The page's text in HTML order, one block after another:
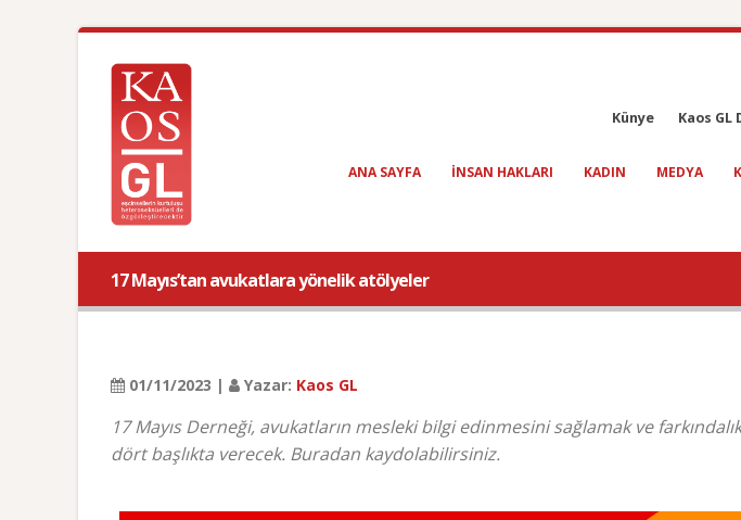
Künye Kaos GL
ANA SAYFA INSAN HAKLARI KADIN MEDYA
17 Mayıs’tan avukatlara yönelik atölyeler
01/11/2023 | Yazar: Kaos GL
17 Mayıs Derneği, avukatların mesleki bilgi edinmesini sağlamak ve
dört başlıkta verecek. Buradan kaydolabilirsiniz.